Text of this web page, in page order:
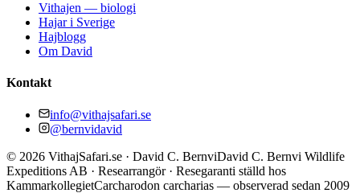
Vithajen — biologi
Hajar i Sverige
Hajblogg
Om David
Kontakt
info@vithajsafari.se
@bernvidavid
© 2026 VithajSafari.se · David C. BernviDavid C. Bernvi Wildlife
Expeditions AB · Researrangör · Resegaranti ställd hos
KammarkollegietCarcharodon carcharias — observerad sedan 2009